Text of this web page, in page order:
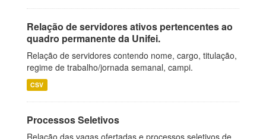
Relação de servidores ativos pertencentes ao
quadro permanente da Unifei.
Relação de servidores contendo nome, cargo, titulação,
regime de trabalho/jornada semanal, campi.
CSV
Processos Seletivos
Relação das vagas ofertadas e processos seletivos de